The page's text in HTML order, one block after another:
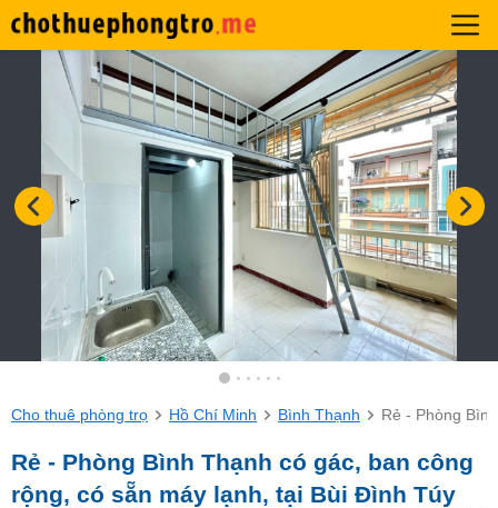
Cho thuê phòng trọ Hồ Chí Minh Bình Thạnh Rẻ - Phòng
Rẻ - Phòng Bình Thạnh có gác, ban công
rộng, có sẵn máy lạnh, tại Bùi Đình Túy